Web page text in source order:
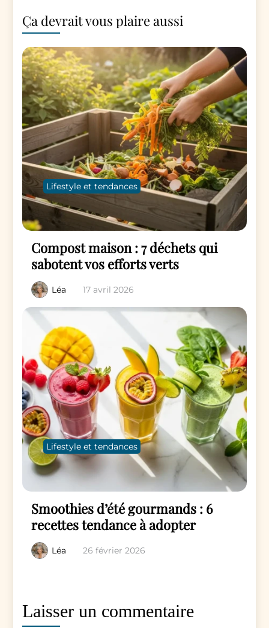
Ça devrait vous plaire aussi
Lifestyle et tendances
Compost maison : 7 déchets qui
sabotent vos efforts verts
Léa 17 avril 2026
Lifestyle et tendances
Smoothies d’été gourmands : 6
recettes tendance à adopter
Léa 26 février 2026
Laisser un commentaire